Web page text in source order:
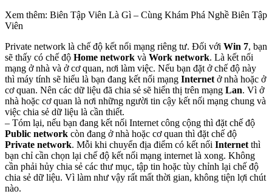
Xem thêm: Biên Tập Viên Là Gì – Cùng Khám Phá Nghề Biên Tập
Viên
Private network là chế độ kết nối mạng riêng tư. Đối với Win 7, bạn
sẽ thấy có chế độ Home network và Work network. Là kết nối
mạng ở nhà và ở cơ quan, nơi làm việc. Nếu bạn đặt ở chế độ này
thì máy tính sẽ hiểu là bạn đang kết nối mạng Internet ở nhà hoặc ở
cơ quan. Nên các dữ liệu đã chia sẻ sẽ hiển thị trên mạng Lan. Vì ở
nhà hoặc cơ quan là nơi những người tin cậy kết nối mạng chung và
việc chia sẻ dữ liệu là cần thiết.
– Tóm lại, nếu bạn đang kết nối Internet công cộng thì đặt chế độ
Public network còn đang ở nhà hoặc cơ quan thì đặt chế độ
Private network. Mỗi khi chuyển địa điểm có kết nối Internet thì
bạn chỉ cần chọn lại chế độ kết nối mạng internet là xong. Không
cần phải hủy chia sẻ các thư mục, tập tin hoặc tùy chỉnh lại chế độ
chia sẻ dữ liệu. Vì làm như vậy rất mất thời gian, không tiện lợi chút
nào.